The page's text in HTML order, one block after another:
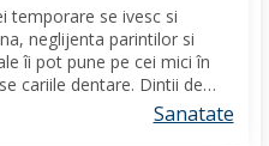
temporare se ivesc si
neglijenta parintilor si
îi pot pune pe cei mici în
cariile dentare. Dintii de
celor permanenti,Sanatate